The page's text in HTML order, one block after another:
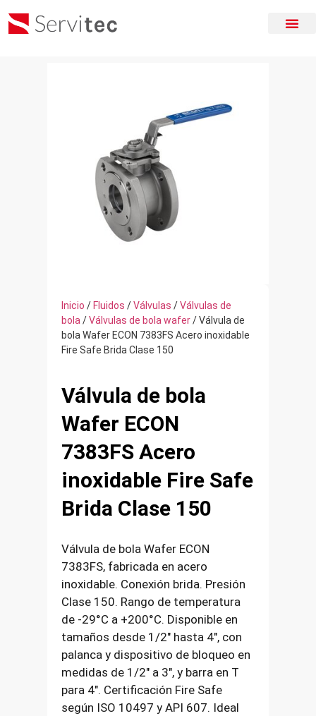
Inicio /Fluidos /Válvulas /Válvulas de
bola /Válvulas de bola wafer/ Válvula de
bola Wafer ECON 7383FS Acero inoxidable
Fire Safe Brida Clase 150
Válvula de bola
Wafer ECON
7383FS Acero
inoxidable Fire Safe
Brida Clase 150
Válvula de bola Wafer ECON
7383FS, fabricada en acero
inoxidable. Conexión brida. Presión
Clase 150. Rango de temperatura
de -29°C a +200°C. Disponible en
tamaños desde 1/2″ hasta 4″, con
palanca y dispositivo de bloqueo en
medidas de 1/2″ a 3″, y barra en T
para 4″. Certificación Fire Safe
según ISO 10497 y API 607. Ideal